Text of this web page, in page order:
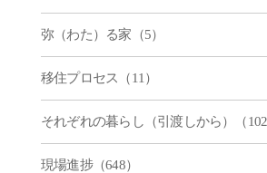
弥（わた）る家（5）
移住プロセス（11）
それぞれの暮らし（引渡しから）（102
現場進捗（648）